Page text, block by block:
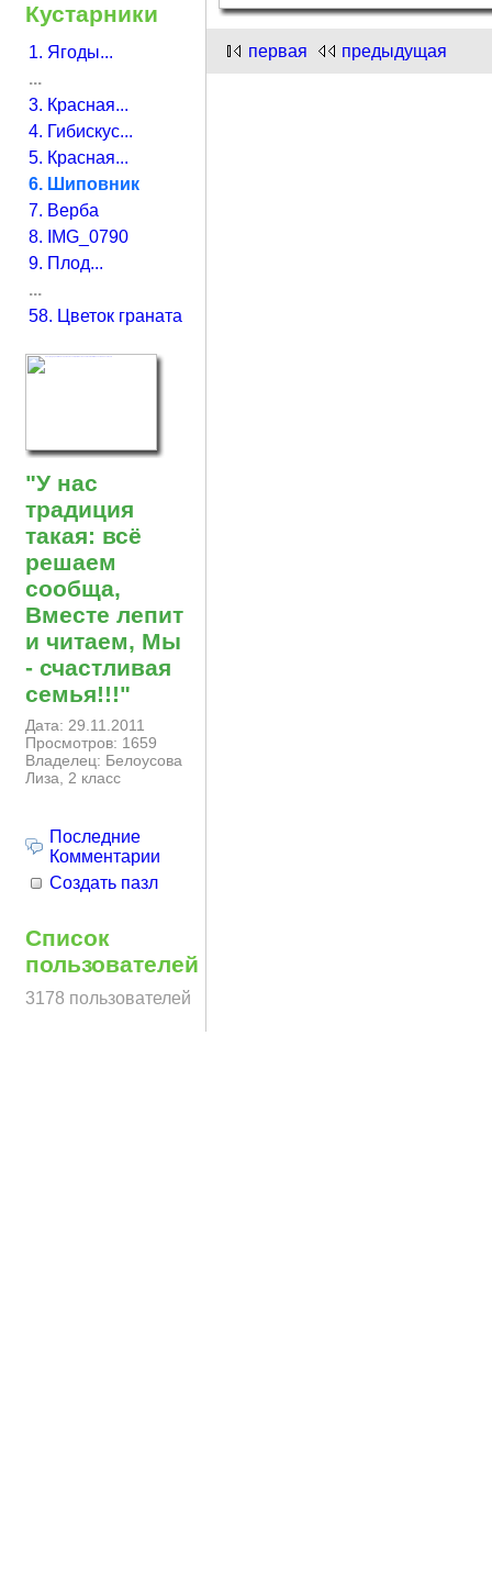
Кустарники
1. Ягоды...
...
3. Красная...
4. Гибискус...
5. Красная...
6. Шиповник
7. Верба
8. IMG_0790
9. Плод...
...
58. Цветок граната
"У нас
традиция
такая: всё
решаем
сообща,
Вместе лепит
и читаем, Мы
- счастливая
семья!!!"
Дата: 29.11.2011
Просмотров: 1659
Владелец: Белоусова
Лиза, 2 класс
Последние
Комментарии
Создать пазл
Список
пользователей
3178 пользователей
первая предыдущая